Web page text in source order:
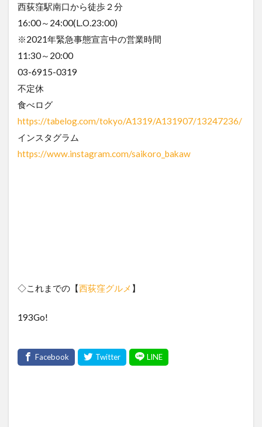
西荻窪駅南口から徒歩２分
16:00～24:00(L.O.23:00)
※2021年緊急事態宣言中の営業時間
11:30～20:00
03-6915-0319
不定休
食べログ
https://tabelog.com/tokyo/A1319/A131907/13247236/
インスタグラム
https://www.instagram.com/saikoro_bakaw
◇これまでの【西荻窪グルメ 】
193Go!